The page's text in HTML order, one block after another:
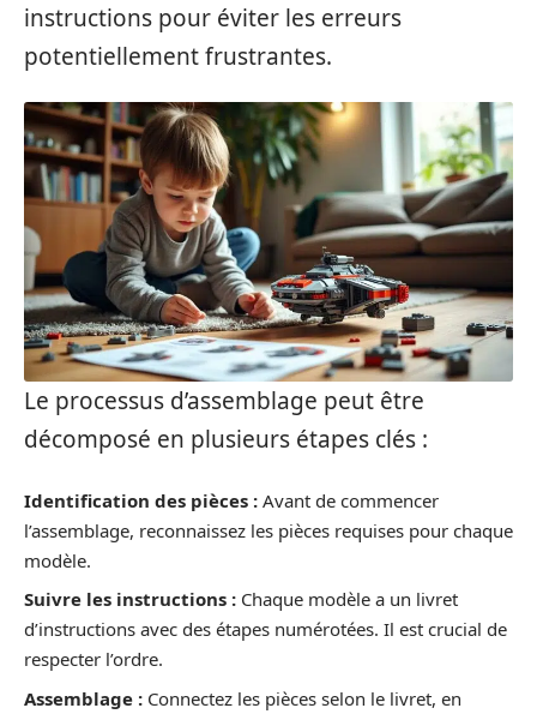
instructions pour éviter les erreurs
potentiellement frustrantes.
Le processus d’assemblage peut être
décomposé en plusieurs étapes clés :
Identification des pièces : Avant de commencer
l’assemblage, reconnaissez les pièces requises pour chaque
modèle.
Suivre les instructions : Chaque modèle a un livret
d’instructions avec des étapes numérotées. Il est crucial de
respecter l’ordre.
Assemblage : Connectez les pièces selon le livret, en